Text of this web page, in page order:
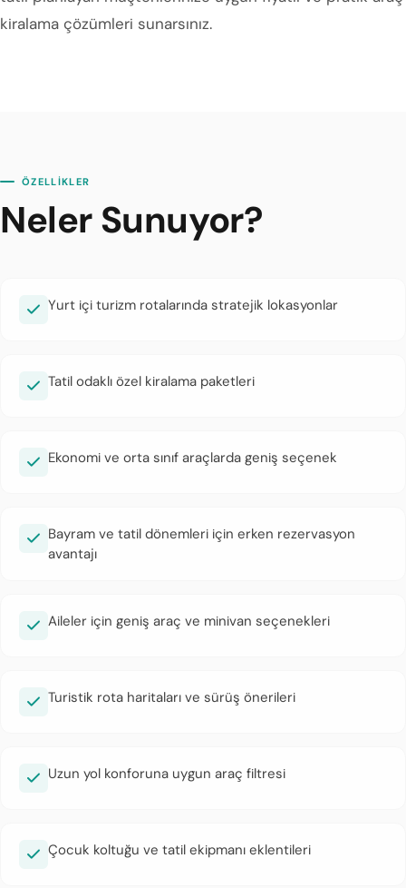
kiralama çözümleri sunarsınız.
ÖZELLİKLER
Neler Sunuyor?
Yurt içi turizm rotalarında stratejik lokasyonlar
Tatil odaklı özel kiralama paketleri
Ekonomi ve orta sınıf araçlarda geniş seçenek
Bayram ve tatil dönemleri için erken rezervasyon
avantajı
Aileler için geniş araç ve minivan seçenekleri
Turistik rota haritaları ve sürüş önerileri
Uzun yol konforuna uygun araç filtresi
Çocuk koltuğu ve tatil ekipmanı eklentileri